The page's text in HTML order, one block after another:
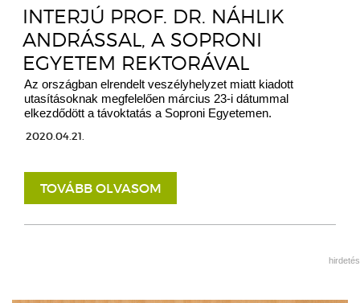
INTERJÚ PROF. DR. NÁHLIK
ANDRÁSSAL, A SOPRONI
EGYETEM REKTORÁVAL
Az országban elrendelt veszélyhelyzet miatt kiadott
utasításoknak megfelelően március 23-i dátummal
elkezdődött a távoktatás a Soproni Egyetemen.
2020.04.21.
TOVÁBB OLVASOM
hirdetés